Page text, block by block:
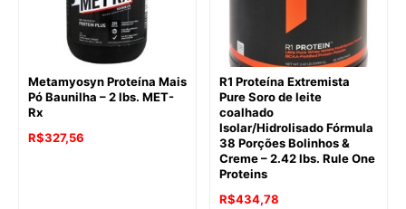
Metamyosyn Proteína Mais
Pó Baunilha – 2 lbs. MET-
Rx
O
R$327,56
R1 Proteína Extremista
Pure Soro de leite
coalhado
Isolar/Hidrolisado Fórmula
38 Porções Bolinhos &
Creme – 2.42 lbs. Rule One
Proteins
O
R$434,78